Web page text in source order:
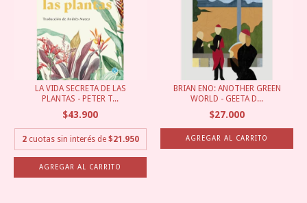
LA VIDA SECRETA DE LAS
PLANTAS - PETER T...
$43.900
2 cuotas sin interés de $21.950
BRIAN ENO: ANOTHER GREEN
WORLD - GEETA D...
$27.000